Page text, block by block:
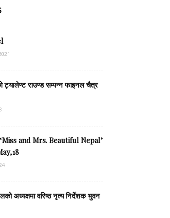
ट्यालेण्ट राउण्ड सम्पन्न फाइनल चैत्र
and Mrs. Beautiful Nepal’
अध्यक्षमा वरिष्ठ नृत्य निर्देशक भुवन